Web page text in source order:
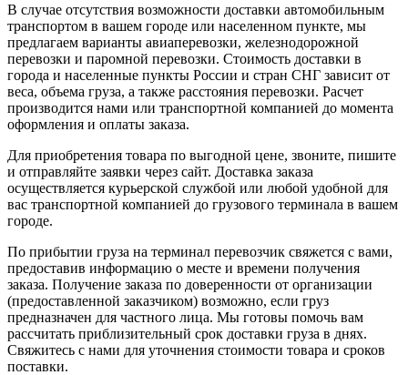
В случае отсутствия возможности доставки автомобильным
транспортом в вашем городе или населенном пункте, мы
предлагаем варианты авиаперевозки, железнодорожной
перевозки и паромной перевозки. Стоимость доставки в
города и населенные пункты России и стран СНГ зависит от
веса, объема груза, а также расстояния перевозки. Расчет
производится нами или транспортной компанией до момента
оформления и оплаты заказа.
Для приобретения товара по выгодной цене, звоните, пишите
и отправляйте заявки через сайт. Доставка заказа
осуществляется курьерской службой или любой удобной для
вас транспортной компанией до грузового терминала в вашем
городе.
По прибытии груза на терминал перевозчик свяжется с вами,
предоставив информацию о месте и времени получения
заказа. Получение заказа по доверенности от организации
(предоставленной заказчиком) возможно, если груз
предназначен для частного лица. Мы готовы помочь вам
рассчитать приблизительный срок доставки груза в днях.
Свяжитесь с нами для уточнения стоимости товара и сроков
поставки.